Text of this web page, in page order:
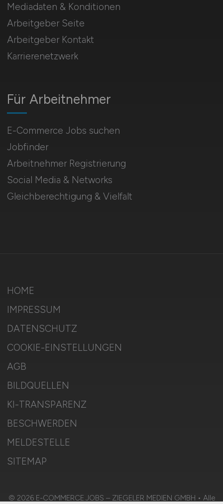
Für Arbeitnehmer
E-Commerce Jobs suchen
Jobfinder
Arbeitnehmer Registrierung
Social Media & Networks
Gleichberechtigung & Vielfalt
Mediadaten & Konditionen
Arbeitgeber Seite
Arbeitgeber Kontakt
Karrierenetzwerk
HOME
IMPRESSUM
DATENSCHUTZ
COOKIE-EINSTELLUNGEN
AGB
BILDQUELLEN
KI-TRANSPARENZ
BESCHWERDEN
MELDESTELLE
SITEMAP
© 2026 E-COMMERCE.JOBS – ZIEGELER MEDIEN GMBH • Alle